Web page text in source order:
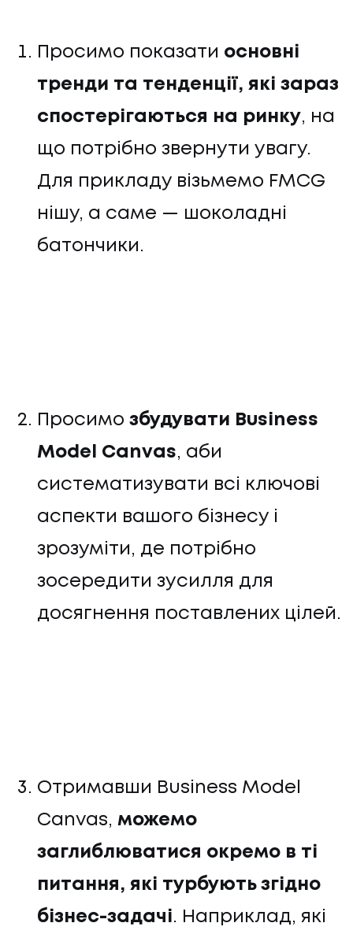
Просимо показати основні
тренди та тенденції, які зараз
спостерігаються на ринку, на
що потрібно звернути увагу.
Для прикладу візьмемо FMCG
нішу, а саме — шоколадні
батончики.
Просимозбудувати Business
Model Canvas, аби
систематизувати всі ключові
аспекти вашого бізнесу і
зрозуміти, де потрібно
зосередити зусилля для
досягнення поставлених цілей.
Отримавши Business Model
Canvas, можемо
заглиблюватися окремо в ті
питання, які турбують згідно
бізнес-задачі. Наприклад, які